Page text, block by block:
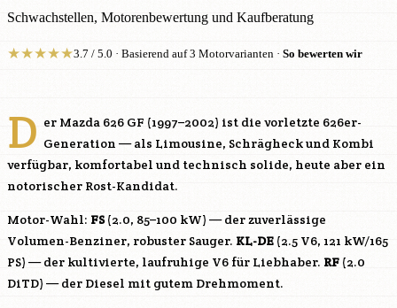
Schwachstellen, Motorenbewertung und Kaufberatung
★★★★★3.7 / 5.0 · Basierend auf 3 Motorvarianten · So bewerten wir
D er Mazda 626 GF (1997–2002) ist die vorletzte 626er-
Generation — als Limousine, Schrägheck und Kombi
verfügbar, komfortabel und technisch solide, heute aber ein
notorischer Rost-Kandidat.
Motor-Wahl: FS(2.0, 85–100 kW) — der zuverlässige
Volumen-Benziner, robuster Sauger. KL-DE (2.5 V6, 121 kW/165
PS) — der kultivierte, laufruhige V6 für Liebhaber. RF (2.0
DiTD) — der Diesel mit gutem Drehmoment.